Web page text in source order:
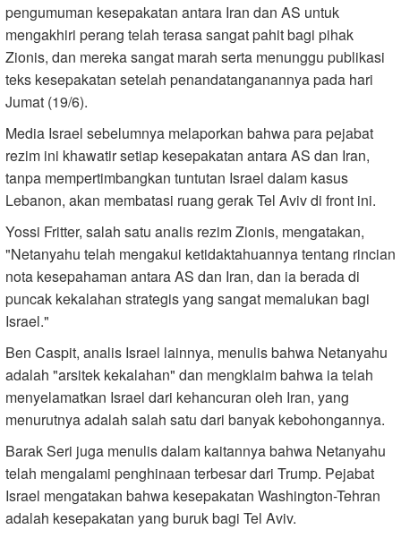
pengumuman kesepakatan antara Iran dan AS untuk
mengakhiri perang telah terasa sangat pahit bagi pihak
Zionis, dan mereka sangat marah serta menunggu publikasi
teks kesepakatan setelah penandatanganannya pada hari
Jumat (19/6).
Media Israel sebelumnya melaporkan bahwa para pejabat
rezim ini khawatir setiap kesepakatan antara AS dan Iran,
tanpa mempertimbangkan tuntutan Israel dalam kasus
Lebanon, akan membatasi ruang gerak Tel Aviv di front ini.
Yossi Fritter, salah satu analis rezim Zionis, mengatakan,
"Netanyahu telah mengakui ketidaktahuannya tentang rincian
nota kesepahaman antara AS dan Iran, dan ia berada di
puncak kekalahan strategis yang sangat memalukan bagi
Israel."
Ben Caspit, analis Israel lainnya, menulis bahwa Netanyahu
adalah "arsitek kekalahan" dan mengklaim bahwa ia telah
menyelamatkan Israel dari kehancuran oleh Iran, yang
menurutnya adalah salah satu dari banyak kebohongannya.
Barak Seri juga menulis dalam kaitannya bahwa Netanyahu
telah mengalami penghinaan terbesar dari Trump. Pejabat
Israel mengatakan bahwa kesepakatan Washington-Tehran
adalah kesepakatan yang buruk bagi Tel Aviv.